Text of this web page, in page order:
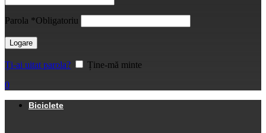
Parola *Obligatoriu
Logare
Ți-ai uitat parola?
Ține-mă minte
0
Biciclete